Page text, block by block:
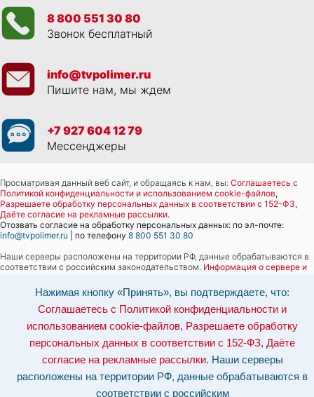
Нажимая кнопку «Принять», вы подтверждаете, что:
Соглашаетесь с Политикой конфиденциальности и
использованием cookie-файлов, Разрешаете обработку
персональных данных в соответствии с 152-ФЗ, Даёте
согласие на рекламные рассылки. Наши серверы
расположены на территории РФ, данные обрабатываются в
соответствии с российским
8 800 551 30 80
Звонок бесплатный
info@tvpolimer.ru
Пишите нам, мы ждем
+7 927 604 12 79
Мессенджеры
Просматривая данный веб сайт, и обращаясь к нам, вы: Соглашаетесь с
Политикой конфиденциальности и использованием cookie-файлов,
Разрешаете обработку персональных данных в соответствии с 152-ФЗ,
Даёте согласие на рекламные рассылки.
Отозвать согласие на обработку персональных данных: по эл-почте:
info@tvpolimer.ru | по телефону 8 800 551 30 80
Наши серверы расположены на территории РФ, данные обрабатываются в
соответствии с российским законодательством. Информация о сервере и
Сайт носит исключительно информационный характер и не является
публичной офертой (ст. 437 ГК РФ). Для уточнения стоимости, условий
оказания услуг и технических характеристик обращайтесь по контактам,
указанным на сайте.